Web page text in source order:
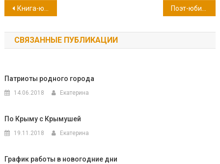
Навигация
по
записям
Книга-юбиляр 2023 года: роман «Остров сокровищ» Роберта Льюиса Стивенсона
СВЯЗАННЫЕ ПУБЛИКАЦИИ
Патриоты родного города
14.06.2018 Екатерина
По Крыму с Крымушей
19.11.2018 Екатерина
График работы в новогодние дни